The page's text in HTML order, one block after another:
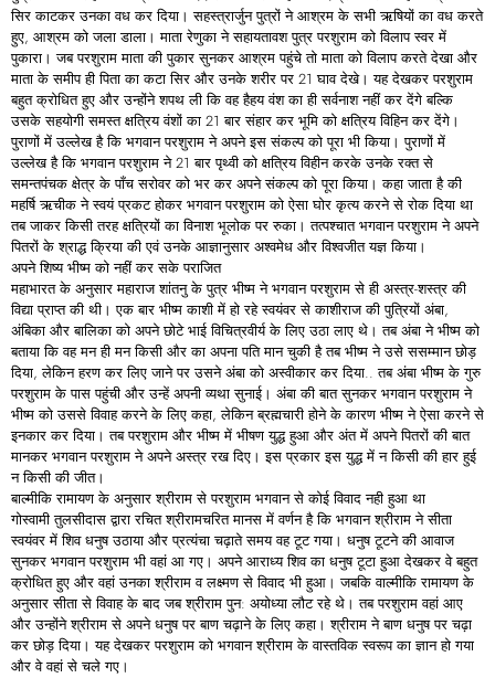
सिर काटकर उनका वध कर दिया। सहस्त्रार्जुन पुत्रों ने आश्रम के सभी ऋषियों का वध करते
हुए, आश्रम को जला डाला। माता रेणुका ने सहायतावश पुत्र परशुराम को विलाप स्वर में
पुकारा। जब परशुराम माता की पुकार सुनकर आश्रम पहुंचे तो माता को विलाप करते देखा और
माता के समीप ही पिता का कटा सिर और उनके शरीर पर 21 घाव देखे। यह देखकर परशुराम
बहुत क्रोधित हुए और उन्होंने शपथ ली कि वह हैहय वंश का ही सर्वनाश नहीं कर देंगे बल्कि
उसके सहयोगी समस्त क्षत्रिय वंशों का 21 बार संहार कर भूमि को क्षत्रिय विहिन कर देंगे।
पुराणों में उल्लेख है कि भगवान परशुराम ने अपने इस संकल्प को पूरा भी किया। पुराणों में
उल्लेख है कि भगवान परशुराम ने 21 बार पृथ्वी को क्षत्रिय विहीन करके उनके रक्त से
समन्तपंचक क्षेत्र के पाँच सरोवर को भर कर अपने संकल्प को पूरा किया। कहा जाता है की
महर्षि ऋचीक ने स्वयं प्रकट होकर भगवान परशुराम को ऐसा घोर कृत्य करने से रोक दिया था
तब जाकर किसी तरह क्षत्रियों का विनाश भूलोक पर रुका। तत्पश्चात भगवान परशुराम ने अपने
पितरों के श्राद्ध क्रिया की एवं उनके आज्ञानुसार अश्वमेध और विश्वजीत यज्ञ किया।
अपने शिष्य भीष्म को नहीं कर सके पराजित
महाभारत के अनुसार महाराज शांतनु के पुत्र भीष्म ने भगवान परशुराम से ही अस्त्र-शस्त्र की
विद्या प्राप्त की थी। एक बार भीष्म काशी में हो रहे स्वयंवर से काशीराज की पुत्रियों अंबा,
अंबिका और बालिका को अपने छोटे भाई विचित्रवीर्य के लिए उठा लाए थे। तब अंबा ने भीष्म को
बताया कि वह मन ही मन किसी और का अपना पति मान चुकी है तब भीष्म ने उसे ससम्मान छोड़
दिया, लेकिन हरण कर लिए जाने पर उसने अंबा को अस्वीकार कर दिया.. तब अंबा भीष्म के गुरु
परशुराम के पास पहुंची और उन्हें अपनी व्यथा सुनाई। अंबा की बात सुनकर भगवान परशुराम ने
भीष्म को उससे विवाह करने के लिए कहा, लेकिन ब्रह्मचारी होने के कारण भीष्म ने ऐसा करने से
इनकार कर दिया। तब परशुराम और भीष्म में भीषण युद्ध हुआ और अंत में अपने पितरों की बात
मानकर भगवान परशुराम ने अपने अस्त्र रख दिए। इस प्रकार इस युद्ध में न किसी की हार हुई
न किसी की जीत।
बाल्मीकि रामायण के अनुसार श्रीराम से परशुराम भगवान से कोई विवाद नही हुआ था
गोस्वामी तुलसीदास द्वारा रचित श्रीरामचरित मानस में वर्णन है कि भगवान श्रीराम ने सीता
स्वयंवर में शिव धनुष उठाया और प्रत्यंचा चढ़ाते समय वह टूट गया। धनुष टूटने की आवाज
सुनकर भगवान परशुराम भी वहां आ गए। अपने आराध्य शिव का धनुष टूटा हुआ देखकर वे बहुत
क्रोधित हुए और वहां उनका श्रीराम व लक्ष्मण से विवाद भी हुआ। जबकि वाल्मीकि रामायण के
अनुसार सीता से विवाह के बाद जब श्रीराम पुन: अयोध्या लौट रहे थे। तब परशुराम वहां आए
और उन्होंने श्रीराम से अपने धनुष पर बाण चढ़ाने के लिए कहा। श्रीराम ने बाण धनुष पर चढ़ा
कर छोड़ दिया। यह देखकर परशुराम को भगवान श्रीराम के वास्तविक स्वरूप का ज्ञान हो गया
और वे वहां से चले गए।